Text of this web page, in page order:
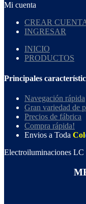
Mi cuenta
CREAR
INGRESAR
INICIO
PRODUCTOS
Principales
Navegación rápida
Gran variedad de
Precios de fábrica
Compra rápida!
Envios a Toda Col
Electroiluminaciones